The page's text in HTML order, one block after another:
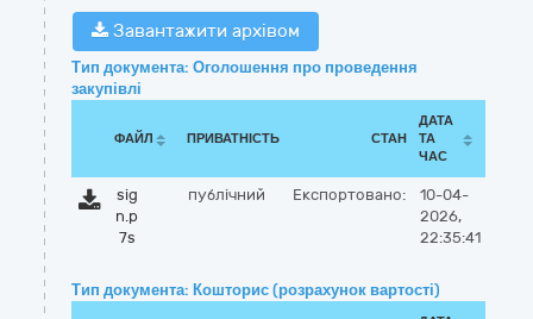
Завантажити архівом
Тип документа: Оголошення про проведення
закупівлі
ФАЙЛ ПРИВАТНІСТЬ СТАН
ДАТА
ТА
ЧАС
sig
n.p
7s
публічний Експортовано:
10-04-
2026,
22:35:41
Тип документа: Кошторис (розрахунок вартості)